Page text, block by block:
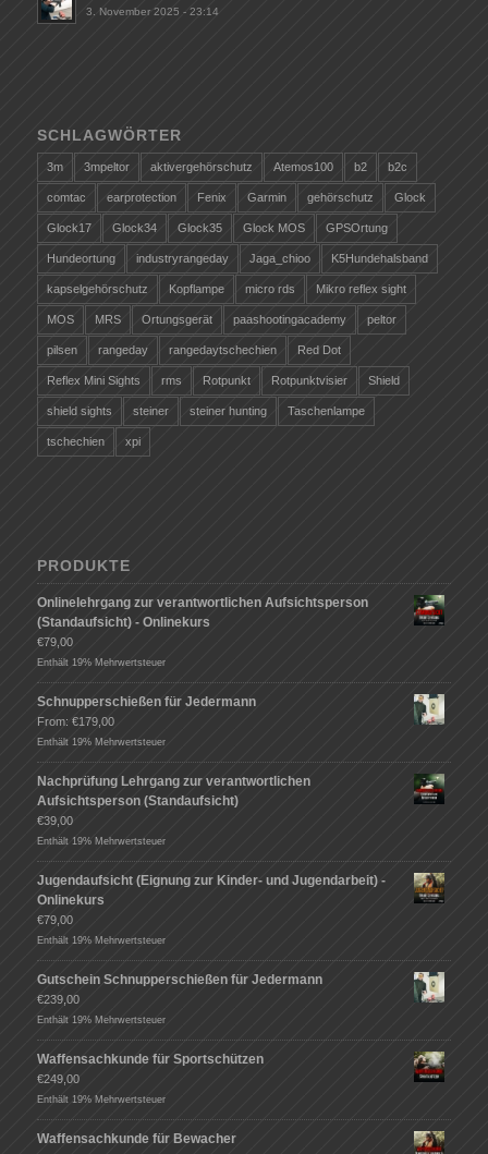
3. November 2025 - 23:14
SCHLAGWÖRTER
3m 3mpeltor aktivergehörschutz Atemos100 b2 b2c
comtac earprotection Fenix Garmin gehörschutz Glock
Glock17 Glock34 Glock35 Glock MOS GPSOrtung
Hundeortung industryrangeday Jaga_chioo K5Hundehalsband
kapselgehörschutz Kopflampe micro rds Mikro reflex sight
MOS MRS Ortungsgerät paashootingacademy peltor
pilsen rangeday rangedaytschechien Red Dot
Reflex Mini Sights rms Rotpunkt Rotpunktvisier Shield
shield sights steiner steiner hunting Taschenlampe
tschechien xpi
PRODUKTE
Onlinelehrgang zur verantwortlichen Aufsichtsperson
(Standaufsicht) - Onlinekurs
€79,00
Enthält 19% Mehrwertsteuer
Schnupperschießen für Jedermann
From: €179,00
Enthält 19% Mehrwertsteuer
Nachprüfung Lehrgang zur verantwortlichen
Aufsichtsperson (Standaufsicht)
€39,00
Enthält 19% Mehrwertsteuer
Jugendaufsicht (Eignung zur Kinder- und Jugendarbeit) -
Onlinekurs
€79,00
Enthält 19% Mehrwertsteuer
Gutschein Schnupperschießen für Jedermann
€239,00
Enthält 19% Mehrwertsteuer
Waffensachkunde für Sportschützen
€249,00
Enthält 19% Mehrwertsteuer
Waffensachkunde für Bewacher